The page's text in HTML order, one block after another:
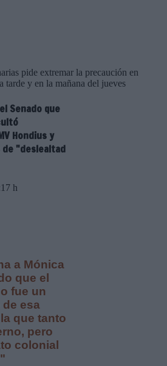
pide extremar la precaución en
tarde y en la mañana del jueves
Senado que
Hondius y
de "deslealtad
h
a Mónica
que el
fue un
esa
que tanto
pero
colonial